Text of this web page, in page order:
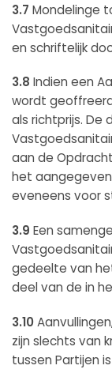
3.7 Mondelinge
en schriftelijk
3.8 Indien een
wordt
als richtprijs. De
aan de
het
eveneens voor
3.9 Een
gedeelte van
deel van de in
3.10
zijn slechts van
tussen Partijen